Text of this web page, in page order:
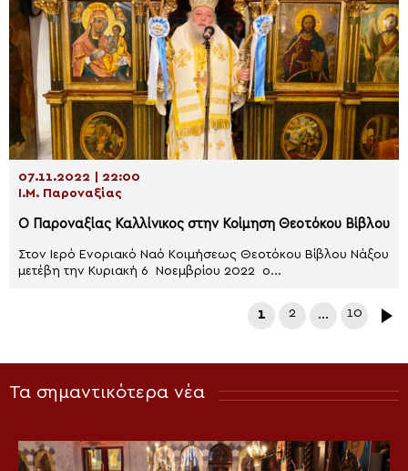
07.11.2022 | 22:00
Ι.Μ. Παροναξίας
Ο Παροναξίας Καλλίνικος στην Κοίμηση Θεοτόκου Βίβλου
Στον Ιερό Ενοριακό Ναό Κοιμήσεως Θεοτόκου Βίβλου Νάξου
μετέβη την Κυριακή 6 Νοεμβρίου 2022 ο...
1 2 … 10
Τα σημαντικότερα νέα